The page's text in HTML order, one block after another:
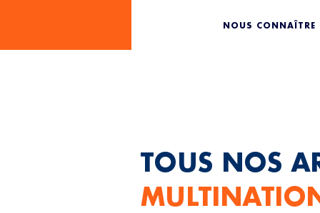
NOUS CONNAÎTRE
TOUS NOS